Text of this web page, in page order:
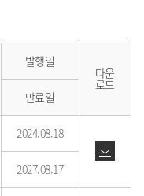
발행일
다운
로드
만료일
2024.08.18
2027.08.17